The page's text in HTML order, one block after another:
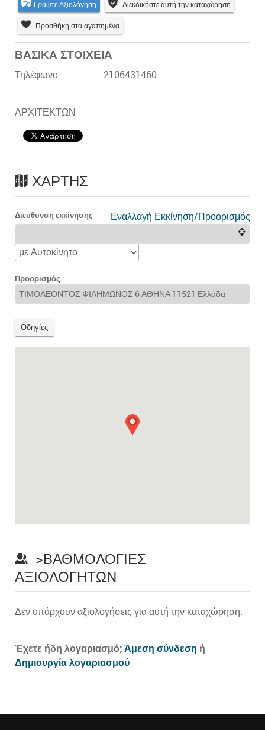
Γράψτε Αξιολόγηση Διεκδικήστε αυτή την καταχώρηση
Προσθήκη στα αγαπημένα
ΒΑΣΙΚΑ ΣΤΟΙΧΕΙΑ
Τηλέφωνο 2106431460
ΑΡΧΙΤΕΚΤΩΝ
ΧΆΡΤΗΣ
Εναλλαγή Εκκίνηση/Προορισμός
Διεύθυνση εκκίνησης
Προορισμός
Οδηγίες
>ΒΑΘΜΟΛΟΓΊΕΣ
ΑΞΙΟΛΟΓΗΤΏΝ
Δεν υπάρχουν αξιολογήσεις για αυτή την καταχώρηση.
Έχετε ήδη λογαριασμό; Άμεση σύνδεση ή
Δημιουργία λογαριασμού